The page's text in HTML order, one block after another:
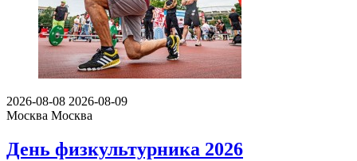
2026-08-08 2026-08-09
Москва Москва
День физкультурника 2026